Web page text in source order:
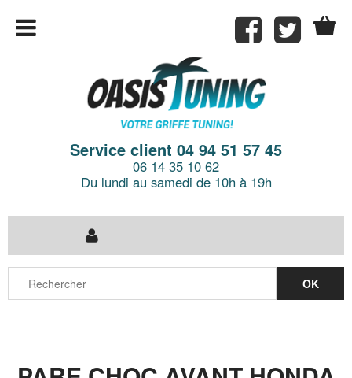
Service client 04 94 51 57 45
06 14 35 10 62
Du lundi au samedi de 10h à 19h